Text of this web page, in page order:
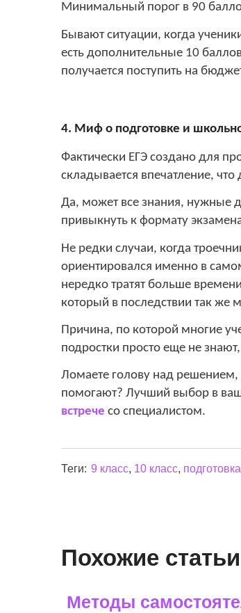
Минимальный порог в 90
Бывают ситуации, когда
есть дополнительные 10
получается поступить на
4. Миф о подготовке и
Фактически ЕГЭ создано для
складывается впечатление,
Да, может все знания, нужные
привыкнуть к формату
Не редки случаи, когда
ориентировался именно в
нередко тратят больше
который в последствии так же
Причина, по которой многие
подростки просто еще не
Ломаете голову над решением,
помогают? Лучший выбор в
встрече со специалистом.
Теги: 9 класс, 10 класс,
Похожие статьи
Методы